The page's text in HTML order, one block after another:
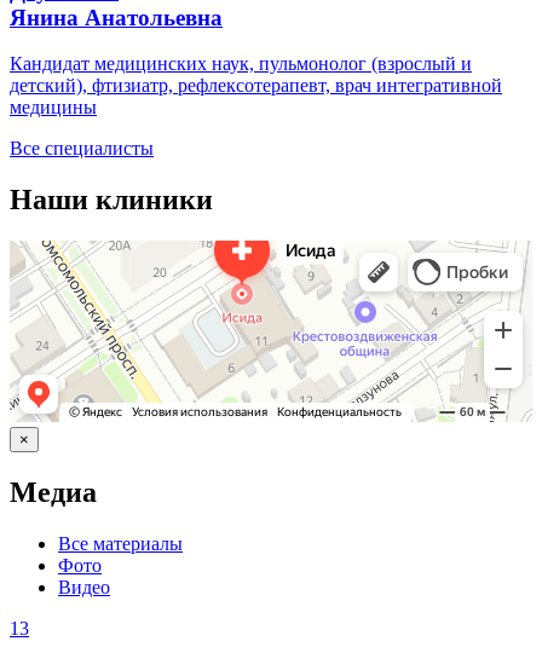
Янина Анатольевна
Кандидат медицинских наук, пульмонолог (взрослый и
детский), фтизиатр, рефлексотерапевт, врач интегративной
медицины
Все специалисты
Наши клиники
×
Медиа
Все материалы
Фото
Видео
13